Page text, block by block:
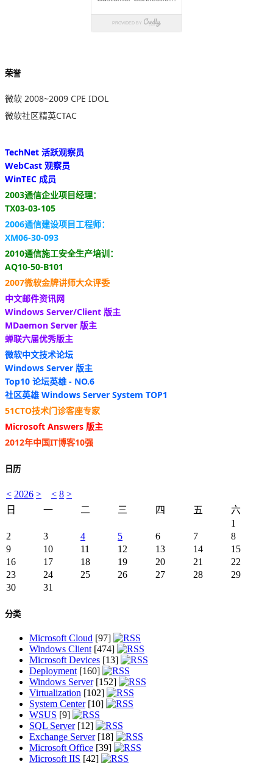
荣誉
微软 2008~2009 CPE IDOL
微软社区精英CTAC
TechNet 活跃观察员
WebCast 观察员
WinTEC 成员
2003通信企业项目经理：
TX03-03-105
2006通信建设项目工程师：
XM06-30-093
2010通信施工安全生产培训：
AQ10-50-B101
2007微软金牌讲师大众评委
中文邮件资讯网
Windows Server/Client 版主
MDaemon Server 版主
蝉联六届优秀版主
微软中文技术论坛
Windows Server 版主
Top10 论坛英雄 - NO.6
社区英雄 Windows Server System TOP1
51CTO技术门诊客座专家
Microsoft Answers 版主
2012年中国IT博客10强
日历
< 2026 > < 8 >
日
一 二 三 四 五
六
1
2
3 4 5 6 7
8
9
10 11 12 13 14
15
16
17 18 19 20 21
22
23
24 25 26 27 28
29
30
31
分类
Microsoft Cloud [97]
Windows Client[474]
Microsoft Devices [13]
Deployment[160]
Windows Server[152]
Virtualization [102]
System Center[10]
WSUS [9]
SQL Server[12]
Exchange Server[18]
Microsoft Office [39]
Microsoft IIS [42]